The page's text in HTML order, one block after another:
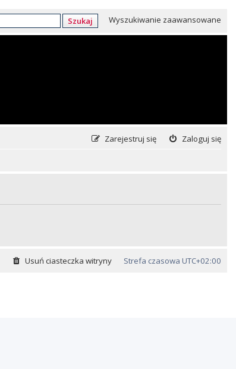
Szukaj Wyszukiwanie zaawansowane
Zaloguj się
Zarejestruj się
Strefa czasowa UTC+02:00
Usuń ciasteczka witryny